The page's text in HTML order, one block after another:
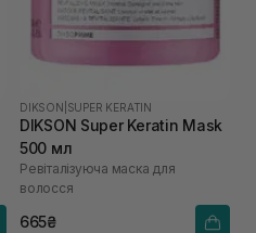
DIKSON SUPER KERATIN
DIKSON Super Keratin Mask
500 мл
Ревіталізуюча маска для
волосся
665₴